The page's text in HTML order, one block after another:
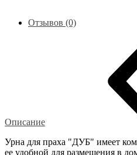
Отзывов (0)
Описание
Урна для праха "ДУБ" имеет
ее удобной для размещения в